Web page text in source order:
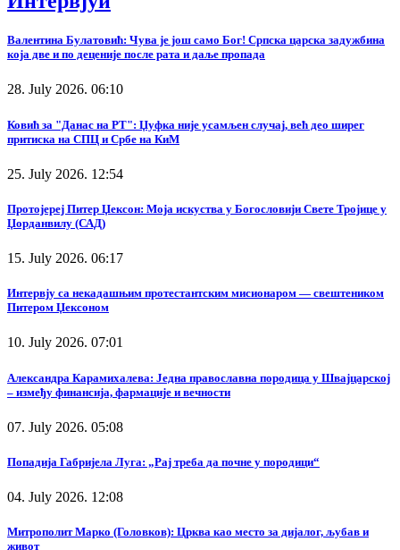
Валентина Булатовић: Чува је још само Бог! Српска царска задужбина
која две и по деценије после рата и даље пропада
28. July 2026. 06:10
Ковић за "Данас на РТ": Џуфка није усамљен случај, већ део ширег
притиска на СПЦ и Србе на КиМ
25. July 2026. 12:54
Протојереј Питер Џексон: Моја искуства у Богословији Свете Тројице у
Џорданвилу (САД)
15. July 2026. 06:17
Интервју са некадашњим протестантским мисионаром — свештеником
Питером Џексоном
10. July 2026. 07:01
Александра Карамихалева: Једна православна породица у Швајцарској
– између финансија, фармације и вечности
07. July 2026. 05:08
Попадија Габријела Луга: „Рај треба да почне у породици“
04. July 2026. 12:08
Митрополит Марко (Головков): Црква као место за дијалог, љубав и
живот